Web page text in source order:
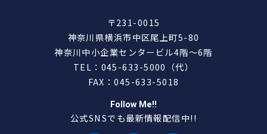
〒231-0015
神奈川県横浜市中区尾上町5-80
神奈川中小企業センタービル4階～6階
TEL：045-633-5000（代）
FAX：045-633-5018
Follow Me!!
公式SNSでも最新情報配信中!!